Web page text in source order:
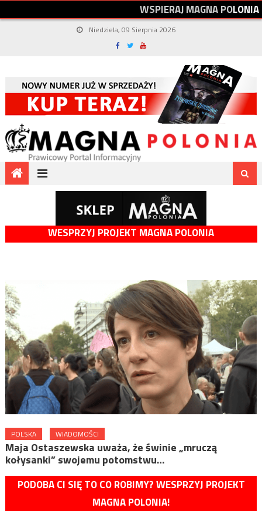
WSPIERAJMAGNAPOLONIA
Niedziela, 09 Sierpnia 2026
WESPRZYJ PROJEKT MAGNA POLONIA
POLSKA WIADOMOŚCI
Maja Ostaszewska uważa, że świnie „mruczą
kołysanki” swojemu potomstwu…
PODOBA CI SIĘ TO CO ROBIMY? WESPRZYJ PROJEKT
MAGNA POLONIA!